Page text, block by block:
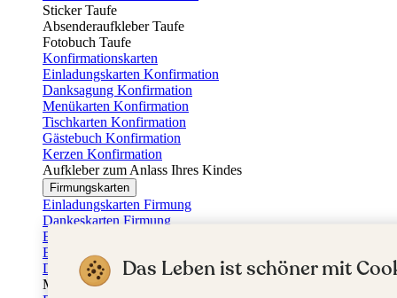
Sticker Taufe
Absenderaufkleber Taufe
Fotobuch Taufe
Konfirmationskarten
Einladungskarten Konfirmation
Danksagung Konfirmation
Menükarten Konfirmation
Tischkarten Konfirmation
Gästebuch Konfirmation
Kerzen Konfirmation
Aufkleber zum Anlass Ihres Kindes
Firmungskarten
Einladungskarten Firmung
Dankeskarten Firmung
Einschulungskarten
Einladungskarten Einschulung
Danksagung Einschulung
Muttertag
Das Leben ist schöner mit